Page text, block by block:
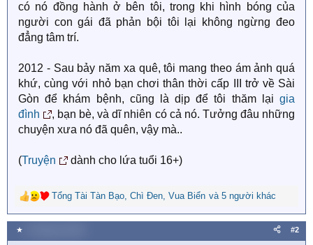
có nó đồng hành ở bên tôi, trong khi hình bóng của
người con gái đã phản bội tôi lại không ngừng đeo
đẳng tâm trí.
2012 - Sau bảy năm xa quê, tôi mang theo ám ảnh quá
khứ, cùng với nhỏ bạn chơi thân thời cấp III trở về Sài
Gòn để khám bệnh, cũng là dịp để tôi thăm lại gia
đình
, bạn bè, và dĩ nhiên có cả nó. Tưởng đâu những
chuyện xưa nó đã quên, vậy mà..
(Truyện dành cho lứa tuổi 16+)​
R
e
a
c
Tổng Tài Tàn Bạo, Chì Đen, Vua Biển và 5 người khác
★ #2